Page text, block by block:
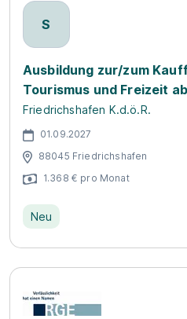
S
Ausbildung zur/zum
Tourismus und Freizeit
Friedrichshafen K.d.ö.R.
01.09.2027
88045 Friedrichshafen
1.368 € pro Monat
Neu